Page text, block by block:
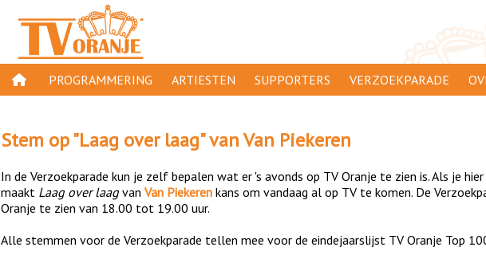
PROGRAMMERING
GESPEELD OP TV ORANJE
ORANJE KROON
TV ORANJE TOP 1000
11 VAN ORANJE
ARTIESTEN SUPPORTERS
AANMELDEN
VERZOEKPARADE
Stem op "Laag over laag" vanVan Piekeren
In de Verzoekparade kun je zelf bepalen wat er 's avonds op TV Oranje te zien is. Als je
maakt Laag over laagvan Van Piekeren kans om vandaag al op TV te komen. De
Oranje te zien van 18.00 tot 19.00 uur.
Alle stemmen voor de Verzoekparade tellen mee voor de eindejaarslijst TV Oranje Top